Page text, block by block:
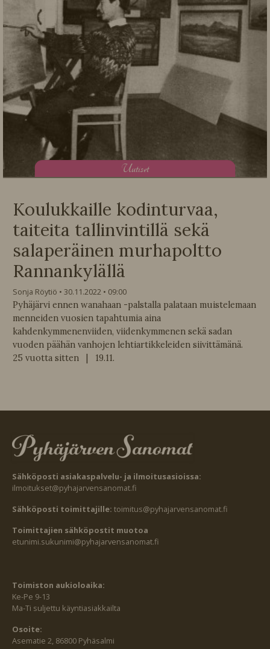
Uutiset
Koulukkaille kodinturvaa,
taiteita tallinvintillä sekä
salaperäinen murhapoltto
Rannankylällä
Sonja Röytiö 30.11.2022
09:00
Pyhäjärvi ennen wanahaan -palstalla palataan muistelemaan
menneiden vuosien tapahtumia aina
kahdenkymmenenviiden, viidenkymmenen sekä sadan
vuoden päähän vanhojen lehtiartikkeleiden siivittämänä.
25 vuotta sitten | 19.11.
Sähköposti asiakaspalvelu- ja ilmoitusasioissa:
ilmoitukset@pyhajarvensanomat.fi
Sähköposti toimittajille: toimitus@pyhajarvensanomat.fi
Toimittajien sähköpostit muotoa
etunimi.sukunimi@pyhajarvensanomat.fi
Toimiston aukioloaika:
Ke-Pe 9-13
Ma-Ti suljettu käyntiasiakkailta
Osoite:
Asematie 2, 86800 Pyhäsalmi